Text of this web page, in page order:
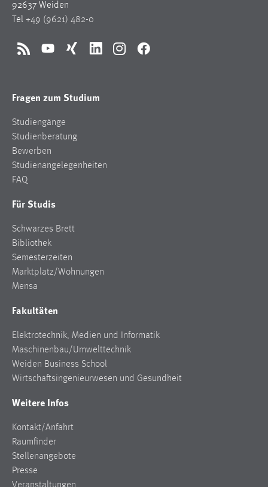
92637 Weiden
Tel +49 (9621) 482-0
RSS YouTubeXing LinkedInInstagramFacebook
Fragen zum Studium
Studiengänge
Studienberatung
Bewerben
Studienangelegenheiten
FAQ
Für Studis
Schwarzes Brett
Bibliothek
Semesterzeiten
Marktplatz/Wohnungen
Mensa
Fakultäten
Elektrotechnik, Medien und Informatik
Maschinenbau/Umwelttechnik
Weiden Business School
Wirtschaftsingenieurwesen und Gesundheit
Weitere Infos
Kontakt/Anfahrt
Raumfinder
Stellenangebote
Presse
Anbieter:
Zweck:
Conversion-Tracking
Cookie Laufzeit:
EXTERNE MEDIEN
Um Inhalte von Videoplattformen und Social Media
Plattformen anzeigen zu können, werden von diesen
externen Medien Cookies gesetzt.
Vimeo